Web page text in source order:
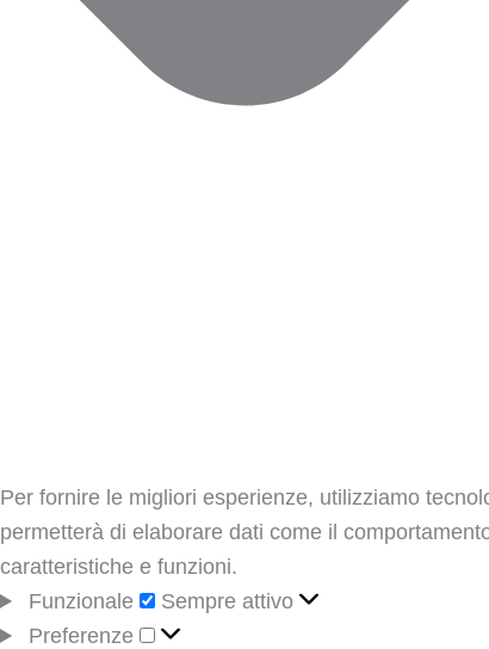
Per fornire le migliori esperienze, utilizziamo
permetterà di elaborare dati come il
caratteristiche e funzioni.
Funzionale
Funzionale
Sempre attivo
Preferenze
Preferenze